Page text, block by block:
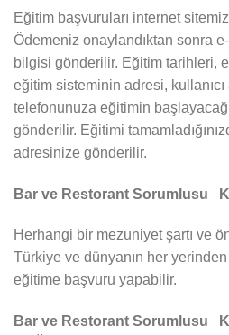
Eğitim başvuruları internet
Ödemeniz onaylandıktan sonra
bilgisi gönderilir. Eğitim tarihleri,
eğitim sisteminin adresi,
telefonunuza eğitimin
gönderilir. Eğitimi
adresinize gönderilir.
Bar ve Restorant Sorumlusu
Herhangi bir mezuniyet şartı ve
Türkiye ve dünyanın her
eğitime başvuru yapabilir.
Bar ve Restorant Sorumlusu